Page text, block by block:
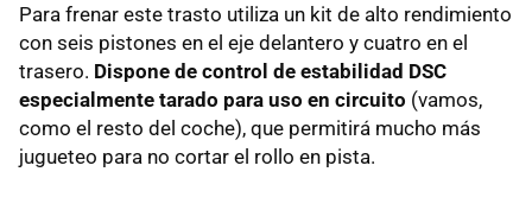
Para frenar este trasto utiliza un kit de alto rendimiento
con seis pistones en el eje delantero y cuatro en el
trasero. Dispone de control de estabilidad DSC
especialmente tarado para uso en circuito (vamos,
como el resto del coche), que permitirá mucho más
jugueteo para no cortar el rollo en pista.